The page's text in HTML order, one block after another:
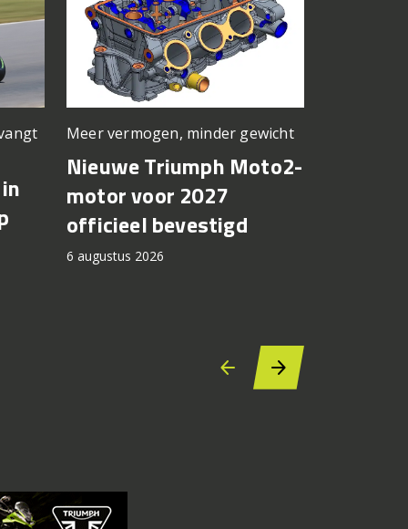
Meer vermogen, minder gewicht
Nieuwe Triumph Moto2-
motor voor 2027
officieel bevestigd
6 augustus 2026